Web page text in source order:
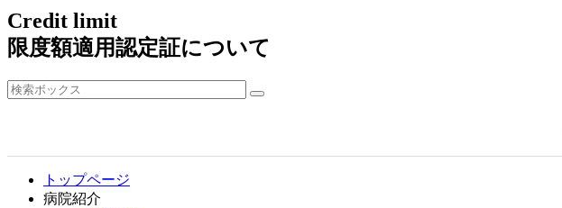
Credit limit
限度額適用認定証について
トップページ
病院紹介